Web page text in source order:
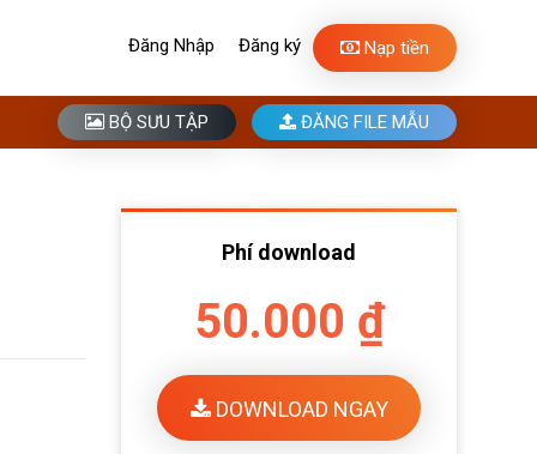
Đăng Nhập Đăng ký Nạp tiền
BỘ SƯU TẬP ĐĂNG FILE MẪU
Phí download
50.000 ₫
DOWNLOAD NGAY